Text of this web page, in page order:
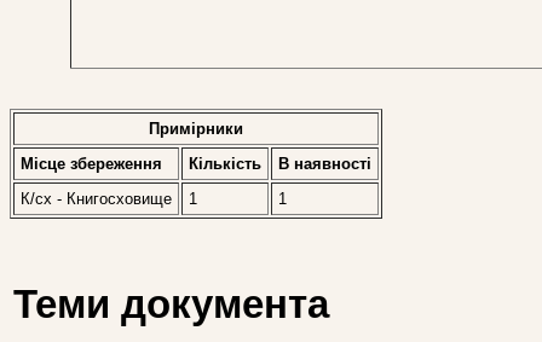
Примірники
Місце збереження
Кількість
В наявностi
К/сх - Книгосховище
1 1
Теми документа